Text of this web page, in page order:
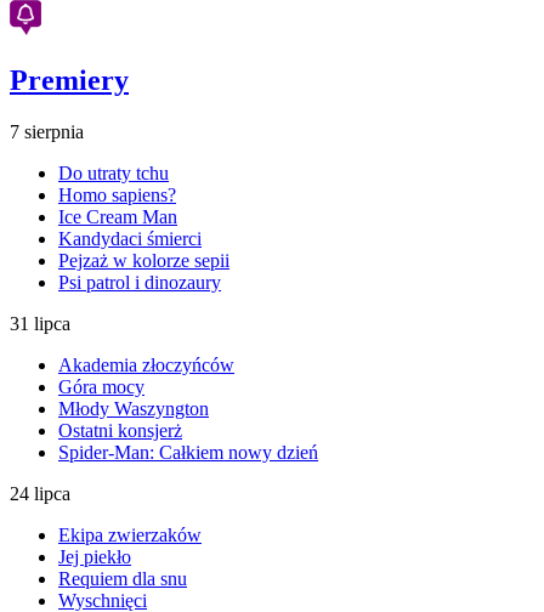
Premiery
7 sierpnia
Do utraty tchu
Homo sapiens?
Ice Cream Man
Kandydaci śmierci
Pejzaż w kolorze sepii
Psi patrol i dinozaury
31 lipca
Akademia złoczyńców
Góra mocy
Młody Waszyngton
Ostatni konsjerż
Spider-Man: Całkiem nowy dzień
24 lipca
Ekipa zwierzaków
Jej piekło
Requiem dla snu
Wyschnięci